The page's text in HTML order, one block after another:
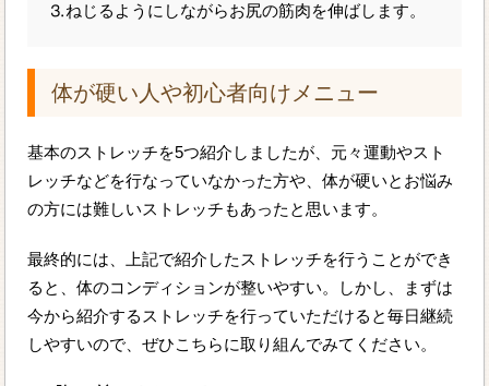
⒊ねじるようにしながらお尻の筋肉を伸ばします。
体が硬い人や初心者向けメニュー
基本のストレッチを5つ紹介しましたが、元々運動やスト
レッチなどを行なっていなかった方や、体が硬いとお悩み
の方には難しいストレッチもあったと思います。
最終的には、上記で紹介したストレッチを行うことができ
ると、体のコンディションが整いやすい。しかし、まずは
今から紹介するストレッチを行っていただけると毎日継続
しやすいので、ぜひこちらに取り組んでみてください。